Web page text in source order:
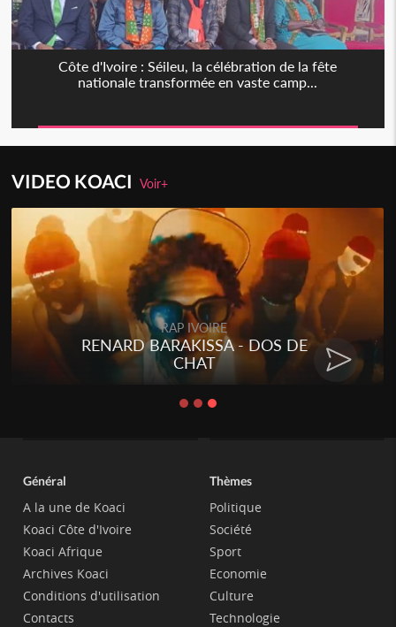
Côte d'Ivoire : Séileu, la célébration de la fête
nationale transformée en vaste camp...
VIDEO KOACIVoir+
RAP IVOIRE
RENARD BARAKISSA - DOS DE
CHAT
Général
A la une de Koaci
Koaci Côte d'Ivoire
Koaci Afrique
Archives Koaci
Conditions d'utilisation
Contacts
Thèmes
Politique
Société
Sport
Economie
Culture
Technologie